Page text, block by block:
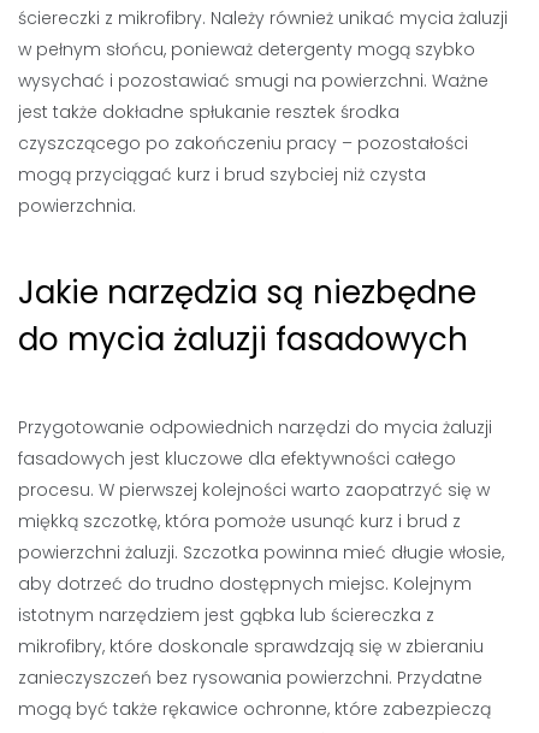
ściereczki z mikrofibry. Należy również unikać mycia żaluzji
w pełnym słońcu, ponieważ detergenty mogą szybko
wysychać i pozostawiać smugi na powierzchni. Ważne
jest także dokładne spłukanie resztek środka
czyszczącego po zakończeniu pracy – pozostałości
mogą przyciągać kurz i brud szybciej niż czysta
powierzchnia.
Jakie narzędzia są niezbędne
do mycia żaluzji fasadowych
Przygotowanie odpowiednich narzędzi do mycia żaluzji
fasadowych jest kluczowe dla efektywności całego
procesu. W pierwszej kolejności warto zaopatrzyć się w
miękką szczotkę, która pomoże usunąć kurz i brud z
powierzchni żaluzji. Szczotka powinna mieć długie włosie,
aby dotrzeć do trudno dostępnych miejsc. Kolejnym
istotnym narzędziem jest gąbka lub ściereczka z
mikrofibry, które doskonale sprawdzają się w zbieraniu
zanieczyszczeń bez rysowania powierzchni. Przydatne
mogą być także rękawice ochronne, które zabezpieczą